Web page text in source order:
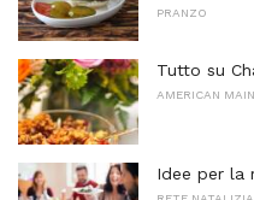
PRANZO
Tutto su
AMERICAN
Idee per la